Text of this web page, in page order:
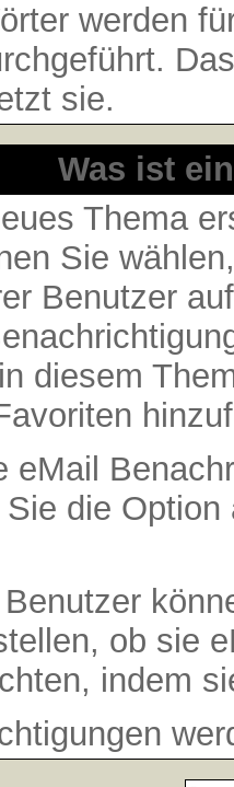
werden
sie.
Was ist
Thema
Sie
Benutzer
diesem
eMail
die
ob sie
indem